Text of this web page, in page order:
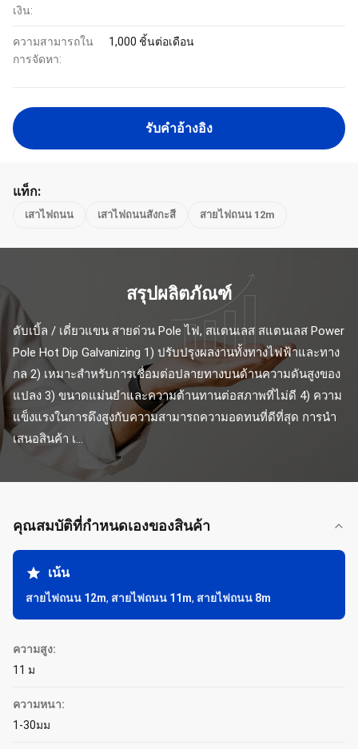
เงิน:
ความสามารถใน
การจัดหา:
1,000 ชิ้นต่อเดือน
รับคําอ้างอิง
แท็ก:
เสาไฟถนน เสาไฟถนนสังกะสี สายไฟถนน 12m
สรุปผลิตภัณฑ์
ดับเบิ้ล / เดี่ยวแขน สายด่วน Pole ไฟ, สแตนเลส สแตนเลส Power
Pole Hot Dip Galvanizing 1) ปรับปรุงผลงานทั้งทางไฟฟ้าและทาง
กล 2) เหมาะสําหรับการเชื่อมต่อปลายทางบนด้านความดันสูงของ
แปลง 3) ขนาดแม่นยําและความต้านทานต่อสภาพที่ไม่ดี 4) ความ
แข็งแรงในการดึงสูงกับความสามารถความอดทนที่ดีที่สุด การนํา
เสนอสินค้า เ...
คุณสมบัติที่กําหนดเองของสินค้า
เน้น
สายไฟถนน 12m, สายไฟถนน 11m, สายไฟถนน 8m
ความสูง:
11 ม
ความหนา:
1-30มม